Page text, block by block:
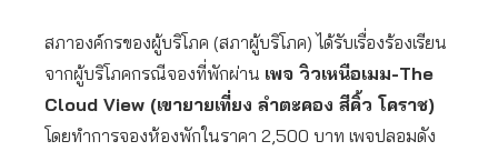
สภาองค์กรของผู้บริโภค (สภาผู้บริโภค) ได้รับเรื่องร้องเรียน
จากผู้บริโภคกรณีจองที่พักผ่าน เพจ วิวเหนือเมม-The
Cloud View (เขายายเที่ยง ลำตะคอง สีคิ้ว โคราช)
โดยทำการจองห้องพักในราคา 2,500 บาท เพจปลอมดัง